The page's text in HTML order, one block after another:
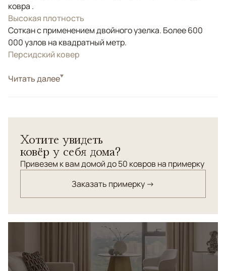
ковра .
Высокая плотность
Соткан с применением двойного узелка. Более 600
000 узлов на квадратный метр.
Персидский ковер
СтильКлассические
Читать далее
Хотите увидеть
ковёр у себя дома?
Привезем к вам домой до 50 ковров на примерку
Заказать примерку →